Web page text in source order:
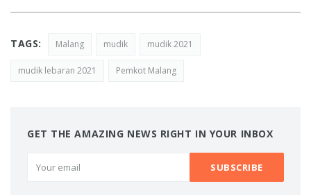
TAGS: Malang mudik mudik 2021
mudik lebaran 2021 Pemkot Malang
GET THE AMAZING NEWS RIGHT IN YOUR INBOX